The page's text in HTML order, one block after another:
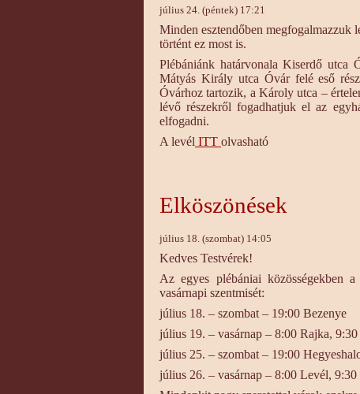
július 24. (péntek) 17:21
Minden esztendőben megfogalmazzuk
történt ez most is.
Plébániánk határvonala Kiserdő utca
Mátyás Király utca Óvár felé eső
Óvárhoz tartozik, a Károly utca –
lévő részekről fogadhatjuk el az
elfogadni.
A levél ITT olvasható
Elköszönések
július 18. (szombat) 14:05
Kedves Testvérek!
Az egyes plébániai közösségekben
vasárnapi szentmisét:
július 18. – szombat – 19:00 Bezenye
július 19. – vasárnap – 8:00 Rajka,
július 25. – szombat – 19:00
július 26. – vasárnap – 8:00 Levél, 9:30